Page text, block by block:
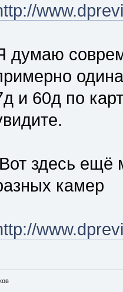
думаю
и 60д по
Вот здесь ещё
камер